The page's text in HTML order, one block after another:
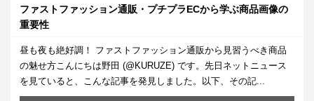
ファストファッション通販・プチプラECから学ぶ商品画像の
重要性
昼も夜も絶好調！ ファストファッション通販から見習うべき商品
の魅せ方こんにちは野田 (@KURUZE) です。先日ネットニュース
を見ていると、こんな記事を発見しました。以下、その記...